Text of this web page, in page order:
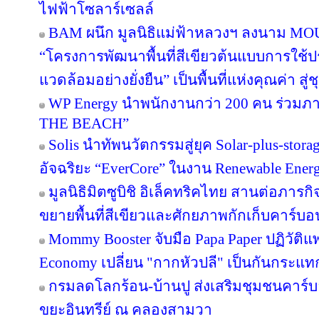
ไฟฟ้าโซลาร์เซลล์
BAM ผนึก มูลนิธิแม่ฟ้าหลวงฯ ลงนาม
“โครงการพัฒนาพื้นที่สีเขียวต้นแบบการใช้
แวดล้อมอย่างยั่งยืน” เป็นพื้นที่แห่งคุณค่า สู่
WP Energy นำพนักงานกว่า 200 คน ร่วมภ
THE BEACH”
Solis นำทัพนวัตกรรมสู่ยุค Solar-plus-
อัจฉริยะ “EverCore” ในงาน Renewable
มูลนิธิมิตซูบิชิ อิเล็คทริคไทย สานต่อภาร
ขยายพื้นที่สีเขียวและศักยภาพกักเก็บคาร์บอ
Mommy Booster จับมือ Papa Paper ปฏิวัติ
Economy เปลี่ยน "กากหัวปลี" เป็นกันกระแ
กรมลดโลกร้อน-บ้านปู ส่งเสริมชุมชนคาร์
ขยะอินทรีย์ ณ คลองสามวา